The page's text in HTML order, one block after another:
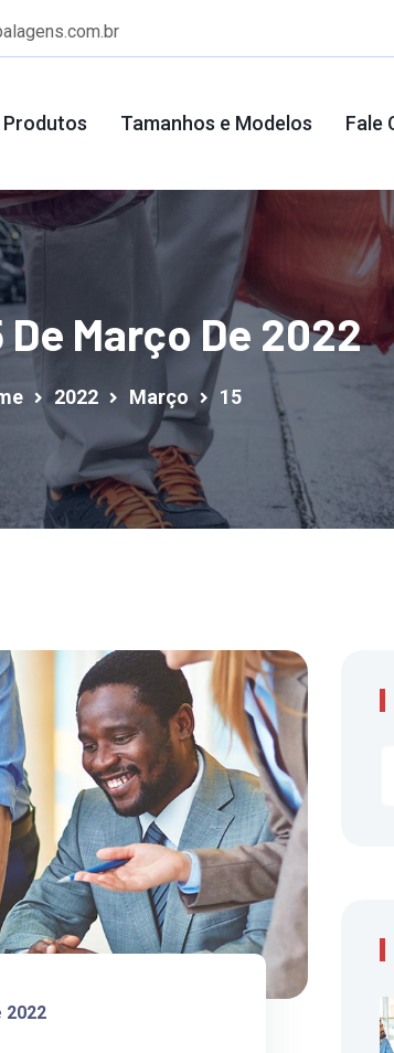
Produtos Tamanhos e Modelos Fale
De Março De 2022
2022 Março 15
2022